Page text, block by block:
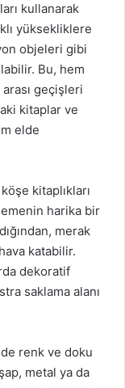
kullanarak
yüksekliklere
objeleri gibi
Bu, hem
geçişleri
kitaplar ve
elde
kitaplıkları
harika bir
merak
katabilir.
dekoratif
saklama alanı
renk ve doku
metal ya da